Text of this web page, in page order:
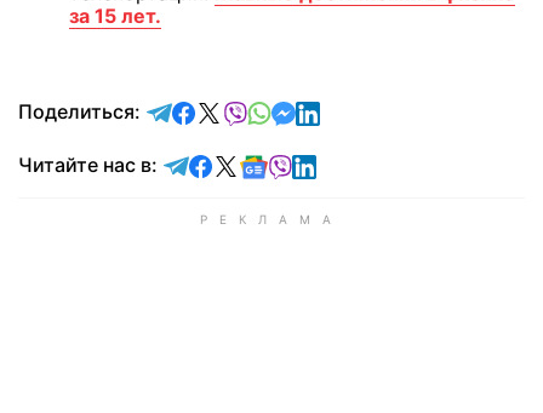
за 15 лет.
Поделиться: отправить в Telegram
поделиться в Facebook
поделиться в X
отправить в Viber
отправить в Whatsapp
отправить в Messenger
отправить в LinkedIn
Читайте нас в: Читайте в Telegram
Читайте в Facebook
Читайте в X
Читайте в Google news
Читайте в Viber
Читайте в LinkedIn